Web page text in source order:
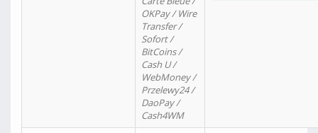
OKPay / Wire
Transfer /
Sofort /
BitCoins /
Cash U /
WebMoney /
Przelewy24 /
DaoPay /
Cash4WM